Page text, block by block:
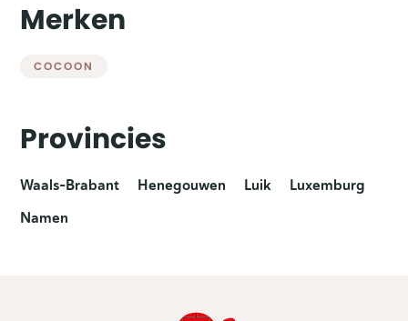
Merken
COCOON
Provincies
Waals-Brabant Henegouwen Luik
Luxemburg
Namen